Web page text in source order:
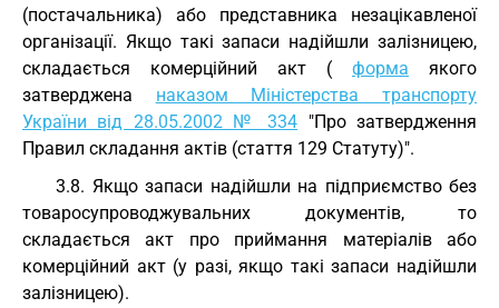
(постачальника) або представника незацікавленої
організації. Якщо такі запаси надійшли залізницею,
складається комерційний акт ( форма якого
затверджена наказом Міністерства транспорту
України від 28.05.2002 № 334 "Про затвердження
Правил складання актів (стаття 129 Статуту)".
3.8. Якщо запаси надійшли на підприємство без
товаросупроводжувальних документів, то
складається акт про приймання матеріалів або
комерційний акт (у разі, якщо такі запаси надійшли
залізницею).